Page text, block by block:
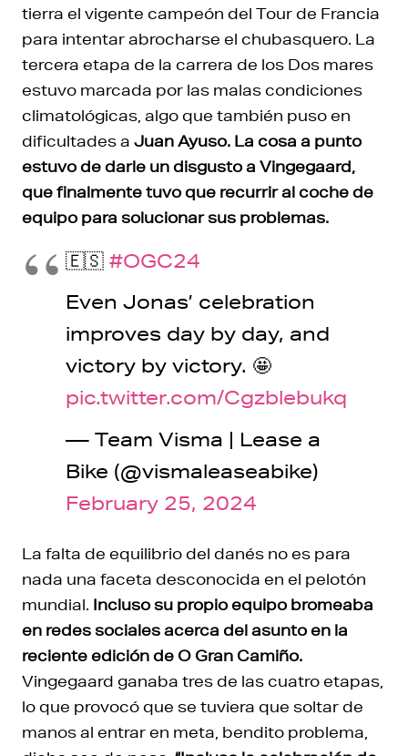
tierra el vigente campeón del Tour de Francia
para intentar abrocharse el chubasquero. La
tercera etapa de la carrera de los Dos mares
estuvo marcada por las malas condiciones
climatológicas, algo que también puso en
dificultades a Juan Ayuso. La cosa a punto
estuvo de darle un disgusto a Vingegaard,
que finalmente tuvo que recurrir al coche de
equipo para solucionar sus problemas.
🇪🇸 #OGC24
Even Jonas’ celebration
improves day by day, and
victory by victory. 🤩
pic.twitter.com/Cgzblebukq
— Team Visma | Lease a
Bike (@vismaleaseabike)
February 25, 2024
La falta de equilibrio del danés no es para
nada una faceta desconocida en el pelotón
mundial. Incluso su propio equipo bromeaba
en redes sociales acerca del asunto en la
reciente edición de O Gran Camiño.
Vingegaard ganaba tres de las cuatro etapas,
lo que provocó que se tuviera que soltar de
manos al entrar en meta, bendito problema,